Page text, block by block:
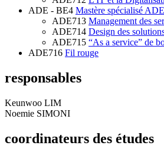
ADE - BE4 Mastère spécialisé
ADE713 Management des
ADE714 Design des
ADE715 “As a service” de
ADE716 Fil rouge
responsables
Keunwoo LIM
Noemie SIMONI
coordinateurs des études